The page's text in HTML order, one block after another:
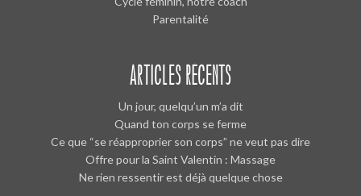
Parentalité
ARTICLES RÉCENTS
Un jour, quelqu’un m’a dit
Quand ton corps se ferme
Ce que “se réapproprier son corps” ne veut pas dire
Offre pour la Saint Valentin : Massage
Ne rien ressentir est déjà quelque chose